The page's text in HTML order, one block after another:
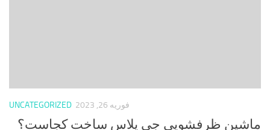
UNCATEGORIZED فوریه 26, 2023
ماشین ظرفشویی جی پلاس ساخت کجاست؟